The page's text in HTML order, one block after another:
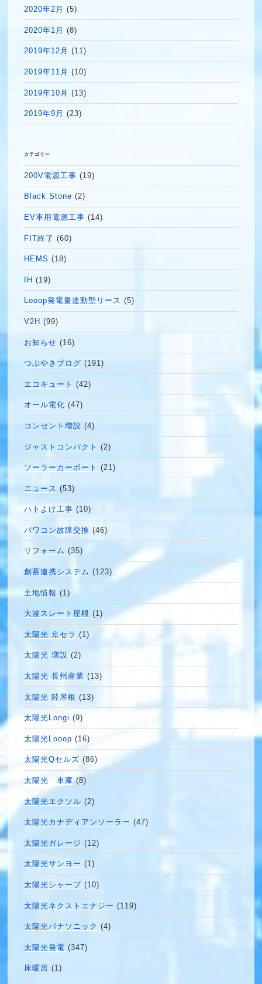
2020年2月 (5)
2020年1月 (8)
2019年12月 (11)
2019年11月 (10)
2019年10月 (13)
2019年9月 (23)
カテゴリー
200V電源工事 (19)
Black Stone (2)
EV車用電源工事 (14)
FIT終了 (60)
HEMS (18)
IH (19)
Looop発電量連動型リース (5)
V2H (99)
お知らせ (16)
つぶやきブログ (191)
エコキュート (42)
オール電化 (47)
コンセント増設 (4)
ジャストコンパクト (2)
ソーラーカーポート (21)
ニュース (53)
ハトよけ工事 (10)
パワコン故障交換 (46)
リフォーム (35)
創蓄連携システム (123)
土地情報 (1)
大波スレート屋根 (1)
太陽光 京セラ (1)
太陽光 増設 (2)
太陽光 長州産業 (13)
太陽光 陸屋根 (13)
太陽光Longi (9)
太陽光Looop (16)
太陽光Qセルズ (86)
太陽光 車庫(8)
太陽光エクソル (2)
太陽光カナディアンソーラー (47)
太陽光ガレージ (12)
太陽光サンヨー (1)
太陽光シャープ (10)
太陽光ネクストエナジー (119)
太陽光パナソニック (4)
太陽光発電 (347)
床暖房 (1)